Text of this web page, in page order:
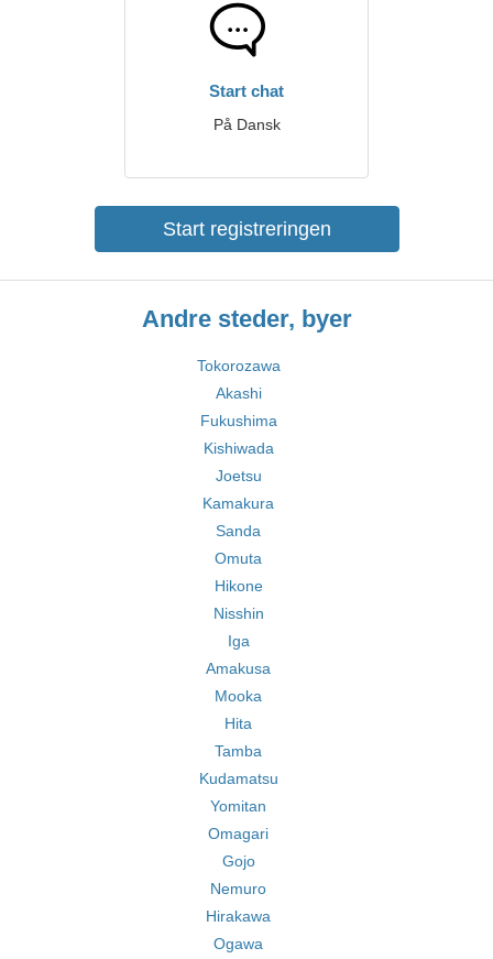
Start chat
På Dansk
Start registreringen
Andre steder, byer
Tokorozawa
Akashi
Fukushima
Kishiwada
Joetsu
Kamakura
Sanda
Omuta
Hikone
Nisshin
Iga
Amakusa
Mooka
Hita
Tamba
Kudamatsu
Yomitan
Omagari
Gojo
Nemuro
Hirakawa
Ogawa